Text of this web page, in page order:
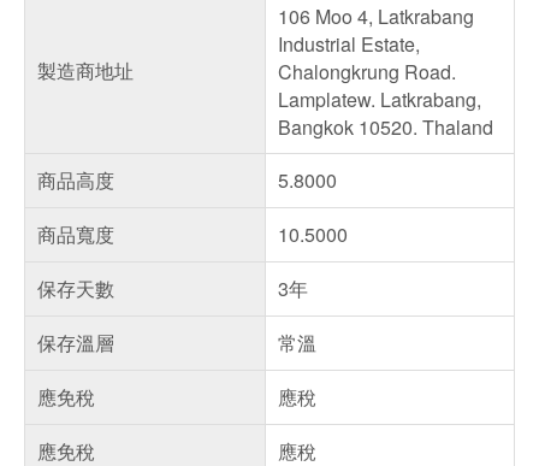
製造商地址
106 Moo 4, Latkrabang
Industrial Estate,
Chalongkrung Road.
Lamplatew. Latkrabang,
Bangkok 10520. Thaland
商品高度
5.8000
商品寬度
10.5000
保存天數
3年
保存溫層
常溫
應免稅
應稅
應免稅
應稅